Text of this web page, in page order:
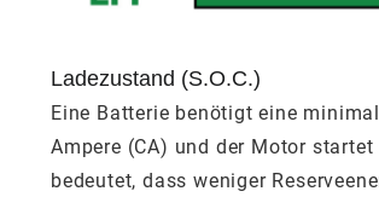
Ladezustand (S.O.C.)
Eine Batterie benötigt eine
Ampere (CA) und der Motor
bedeutet, dass weniger